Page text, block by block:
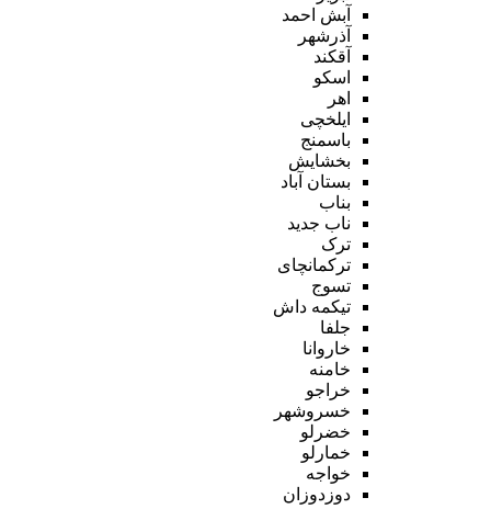
آبش احمد
آذرشهر
آقکند
اسکو
اهر
ایلخچی
باسمنج
بخشایش
بستان آباد
بناب
ناب جدید
ترک
ترکمانچای
تسوج
تیکمه داش
جلفا
خاروانا
خامنه
خراجو
خسروشهر
خضرلو
خمارلو
خواجه
دوزدوزان